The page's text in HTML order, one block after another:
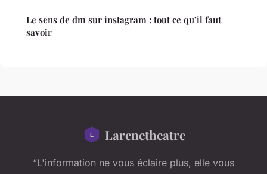
Le sens de dm sur instagram : tout ce qu’il faut
savoir
Larenetheatre
“L'information ne vous éclaire plus, elle vous